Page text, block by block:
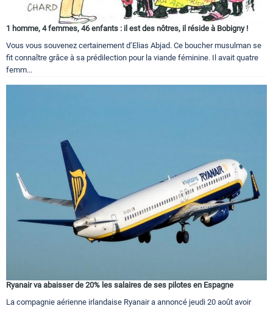
1 homme, 4 femmes, 46 enfants : il est des nôtres, il réside à Bobigny !
Vous vous souvenez certainement d’Elias Abjad. Ce boucher musulman se
fit connaître grâce à sa prédilection pour la viande féminine. Il avait quatre
femm...
Ryanair va abaisser de 20% les salaires de ses pilotes en Espagne
La compagnie aérienne irlandaise Ryanair a annoncé jeudi 20 août avoir